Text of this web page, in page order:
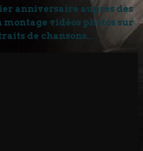
anniversaire auprès des
vidéos photos sur
de chansons...